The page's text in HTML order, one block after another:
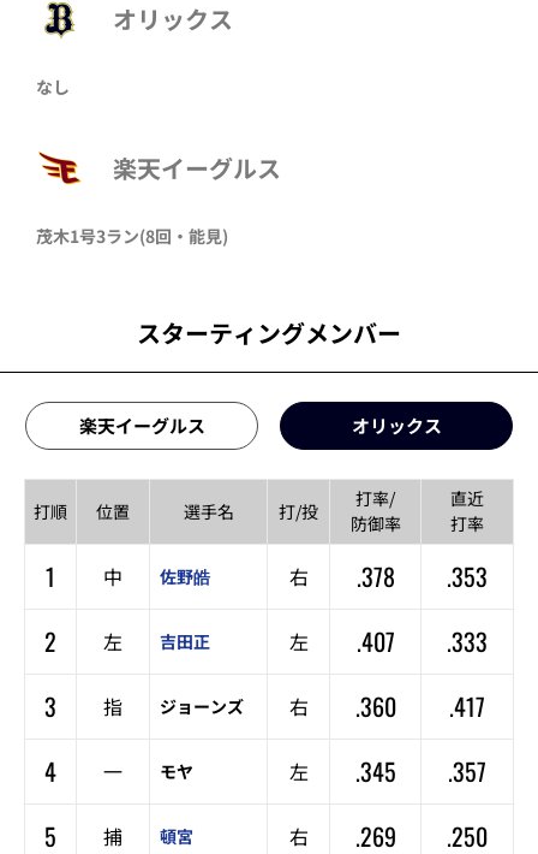
オリックス
なし
楽天イーグルス
茂木1号3ラン(8回・ 能見)
スターティングメンバー
楽天イーグルス オリックス
打順 位置 選手名 打/投
打率/
防御率
直近
打率
1 中 佐野皓 右 .378
.353
2
左 吉田正 左 .407
.333
3
指 ジョーンズ 右 .360
.417
4
一 モヤ 左 .345
.357
5
捕 頓宮 右 .269 .250